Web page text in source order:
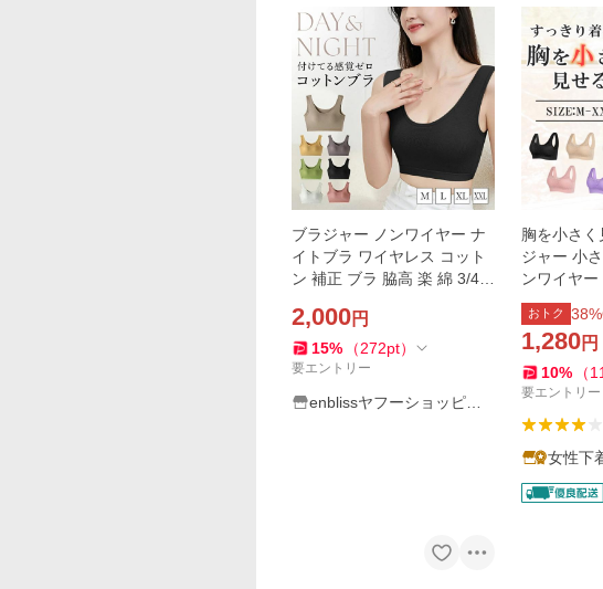
ブラジャー ノンワイヤー ナ
イトブラ ワイヤレス コット
ン 補正 ブラ 脇高 楽 綿 3/4カ
補正ブラ 下着 レディース 小
胸 脇肉
2,000円
15% （272pt）
要エントリー
enblissヤフーショッピン
胸を小さ
ジャー 小
ンワイヤー
ンワイヤー
40代 30代
おトク 38
1,280円
10% （
要エントリー
女性下
p